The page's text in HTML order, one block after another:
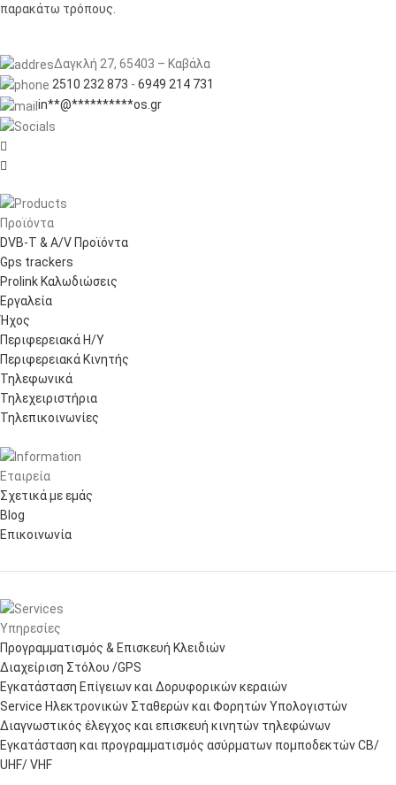
παρακάτω τρόπους.
Δαγκλή 27, 65403 – Καβάλα
2510 232 873 - 6949 214 731
in**@**********os.gr


Προϊόντα
DVB-T & A/V Προϊόντα
Gps trackers
Prolink Καλωδιώσεις
Εργαλεία
Ήχος
Περιφερειακά Η/Υ
Περιφερειακά Κινητής
Τηλεφωνικά
Τηλεχειριστήρια
Τηλεπικοινωνίες
Εταιρεία
Σχετικά με εμάς
Blog
Επικοινωνία
Υπηρεσίες
Προγραμματισμός & Επισκευή Κλειδιών
Διαχείριση Στόλου /GPS
Εγκατάσταση Επίγειων και Δορυφορικών κεραιών
Service Ηλεκτρονικών Σταθερών και Φορητών Υπολογιστών
Διαγνωστικός έλεγχος και επισκευή κινητών τηλεφώνων
Εγκατάσταση και προγραμματισμός ασύρματων πομποδεκτών CB/
UHF/ VHF